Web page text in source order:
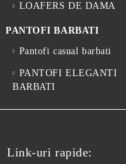
LOAFERS DE DAMA
PANTOFI BARBATI
Pantofi casual barbati
PANTOFI ELEGANTI
BARBATI
Link-uri rapide: